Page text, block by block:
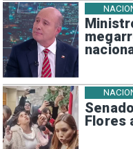
Flores